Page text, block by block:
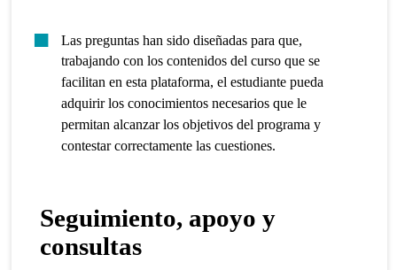
Las preguntas han sido diseñadas para que,
trabajando con los contenidos del curso que se
facilitan en esta plataforma, el estudiante pueda
adquirir los conocimientos necesarios que le
permitan alcanzar los objetivos del programa y
contestar correctamente las cuestiones.
Seguimiento, apoyo y
consultas